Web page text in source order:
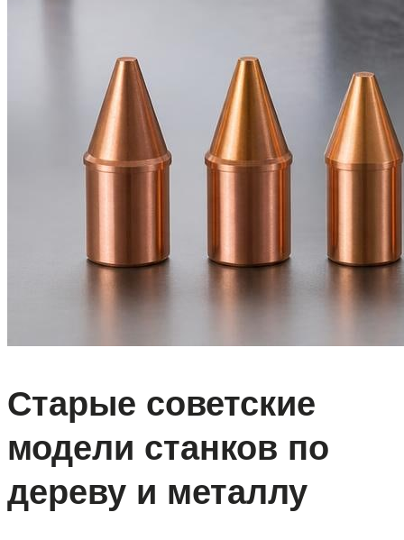
Старые советские
модели станков по
дереву и металлу